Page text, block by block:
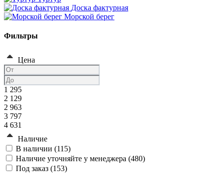
Доска фактурная
Морской берег
Фильтры
Цена
1 295
2 129
2 963
3 797
4 631
Наличие
В наличии (115)
Наличие уточняйте у менеджера (480)
Под заказ (153)